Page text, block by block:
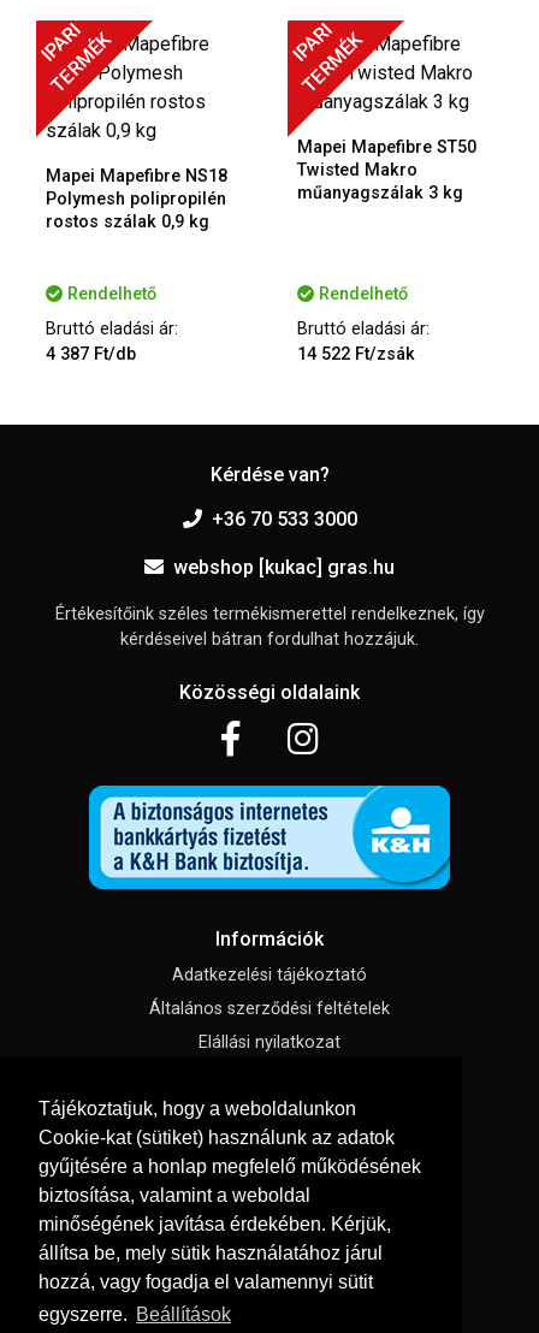
Tájékoztatjuk, hogy a weboldalunkon
Cookie-kat (sütiket) használunk az adatok
gyűjtésére a honlap megfelelő működésének
biztosítása, valamint a weboldal
minőségének javítása érdekében. Kérjük,
állítsa be, mely sütik használatához járul
hozzá, vagy fogadja el valamennyi sütit
egyszerre. Beállítások
IPARI
TERMÉK
Mapei Mapefibre NS18
Polymesh polipropilén
rostos szálak 0,9 kg
Rendelhető
Bruttó eladási ár:
4 387 Ft/db
IPARI
TERMÉK
Mapei Mapefibre ST50
Twisted Makro
műanyagszálak 3 kg
Rendelhető
Bruttó eladási ár:
14 522 Ft/zsák
Kérdése van?
+36 70 533 3000
webshop [kukac] gras.hu
Értékesítőink széles termékismerettel rendelkeznek, így
kérdéseivel bátran fordulhat hozzájuk.
Közösségi oldalaink
Információk
Adatkezelési tájékoztató
Általános szerződési feltételek
Elállási nyilatkozat
Süti beállítások
Menü
Hírek, cikkek
Kapcsolat
Letölthető katalógusok